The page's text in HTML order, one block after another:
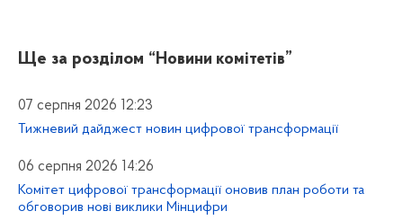
Ще за розділом “Новини комітетів”
07 серпня 2026 12:23
Тижневий дайджест новин цифрової трансформації
06 серпня 2026 14:26
Комітет цифрової трансформації оновив план роботи та
обговорив нові виклики Мінцифри